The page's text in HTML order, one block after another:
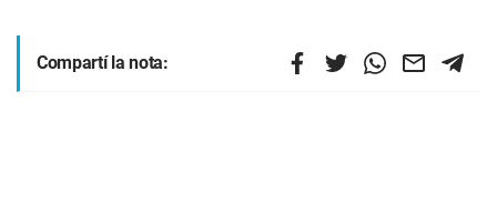
Compartí la nota: